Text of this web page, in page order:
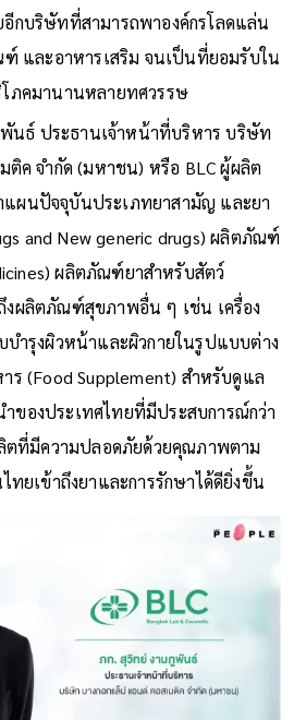
กบริษัทที่สามารถพาองค์กรโลดแล่น
และอาหารเสริม จนเป็นที่ยอมรับใน
ภคมานานหลายทศวรรษ
นธ์ ประธานเจ้าหน้าที่บริหาร บริษัท
ติค จำกัด (มหาชน) หรือ BLC ผู้ผลิต
ผนปัจจุบันประเภทยาสามัญ และยา
and New generic drugs) ผลิตภัณฑ์
ผลิตภัณฑ์ยาสำหรับสัตว์
งผลิตภัณฑ์สุขภาพอื่น ๆ เช่น เครื่อง
บำรุงผิวหน้าและผิวกายในรูปแบบต่าง
(Food Supplement) สำหรับดูแล
ของประเทศไทยที่มีประสบการณ์กว่า
ตที่มีความปลอดภัยด้วยคุณภาพตาม
ทยเข้าถึงยาและการรักษาได้ดียิ่งขึ้น